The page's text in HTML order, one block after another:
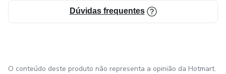
Dúvidas frequentes
O conteúdo deste produto não representa a opinião da Hotmart.